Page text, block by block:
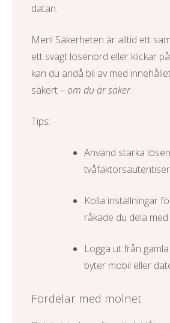
datan.
Men! Säkerheten är alltid ett
ett svagt lösenord eller klickar
kan du ändå bli av med
säkert – om du är säker.
Tips:
Använd starka
Kolla inställningar
råkade du dela
Logga ut från
byter mobil eller
Fördelar med molnet